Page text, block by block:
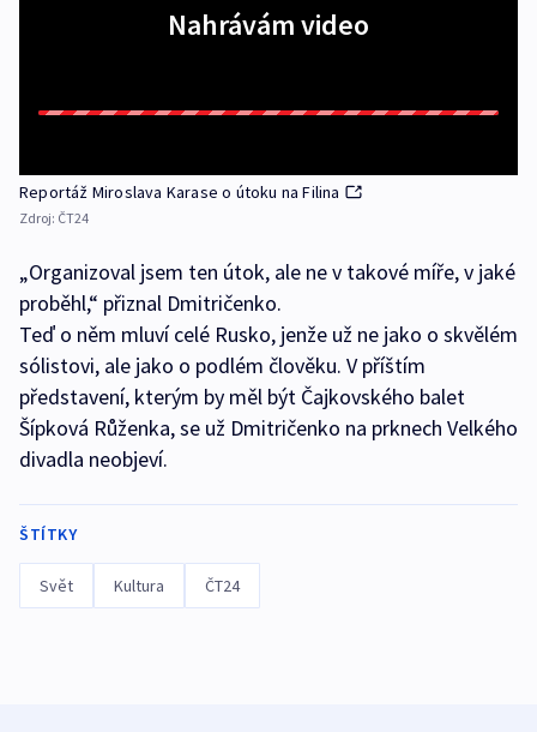
Nahrávám video
Reportáž Miroslava Karase o útoku na Filina
Zdroj: ČT24
„Organizoval jsem ten útok, ale ne v takové míře, v jaké
proběhl,“ přiznal Dmitričenko.
Teď o něm mluví celé Rusko, jenže už ne jako o skvělém
sólistovi, ale jako o podlém člověku. V příštím
představení, kterým by měl být Čajkovského balet
Šípková Růženka, se už Dmitričenko na prknech Velkého
divadla neobjeví.
ŠTÍTKY
Svět Kultura ČT24